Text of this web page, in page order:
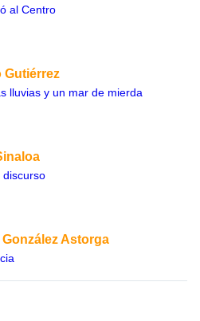
al Centro
Gutiérrez
lluvias y un mar de mierda
discurso
Astorga